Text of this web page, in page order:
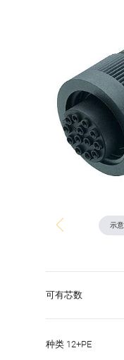
可有芯数
种类 12+PE